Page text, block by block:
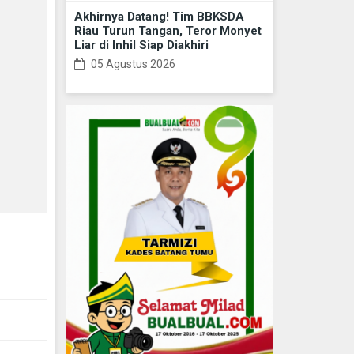
Akhirnya Datang! Tim BBKSDA
Riau Turun Tangan, Teror Monyet
Liar di Inhil Siap Diakhiri
05 Agustus 2026